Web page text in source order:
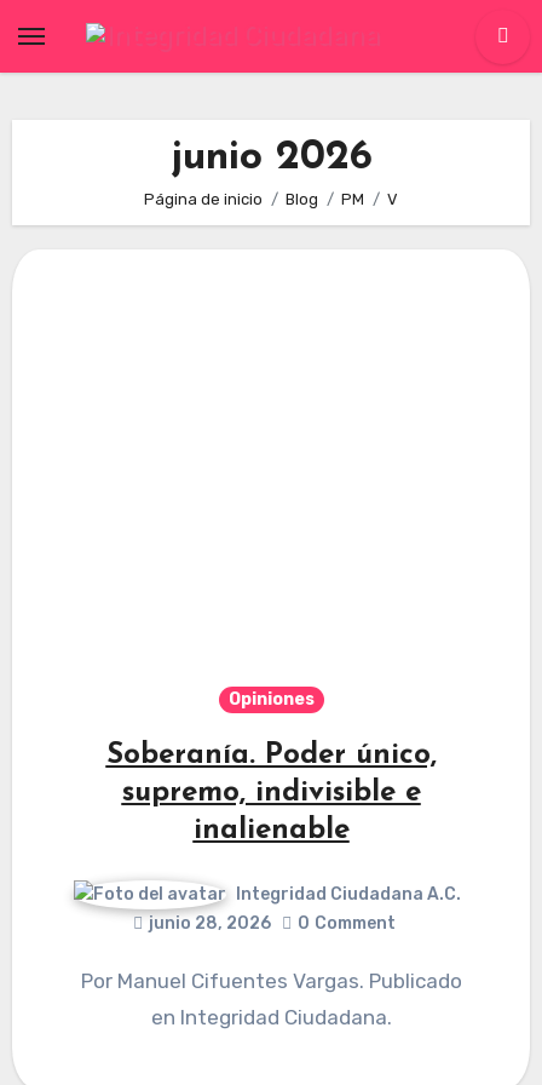
junio 2026
Página de inicio Blog PM V
Opiniones
Soberanía. Poder único,
supremo, indivisible e
inalienable
Integridad Ciudadana A.C.
junio 28, 2026
0 Comment
Por Manuel Cifuentes Vargas. Publicado
en Integridad Ciudadana.